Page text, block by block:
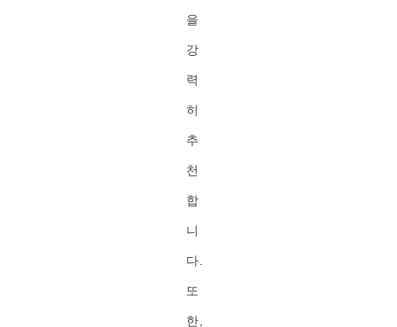
을
강
력
히
추
천
합
니
다.
또
한,